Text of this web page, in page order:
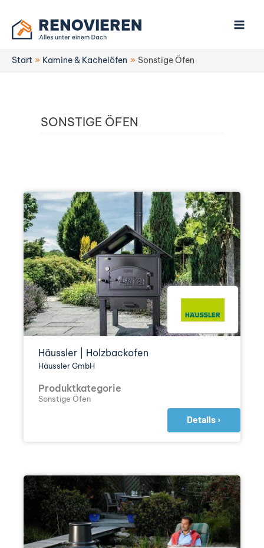
Inhalt
springen
Start Kamine & Kachelöfen Sonstige Öfen
SONSTIGE ÖFEN
Häussler | Holzbackofen
Häussler GmbH
Produktkategorie
Sonstige Öfen
Details ›